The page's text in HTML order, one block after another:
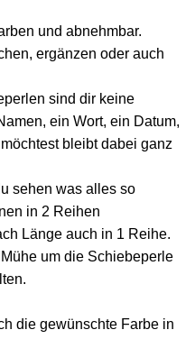
und abnehmbar.
ergänzen oder auch
sind dir keine
ein Wort, ein Datum,
bleibt dabei ganz
sehen was alles so
in 2 Reihen
Länge auch in 1 Reihe.
um die Schiebeperle
die gewünschte Farbe in